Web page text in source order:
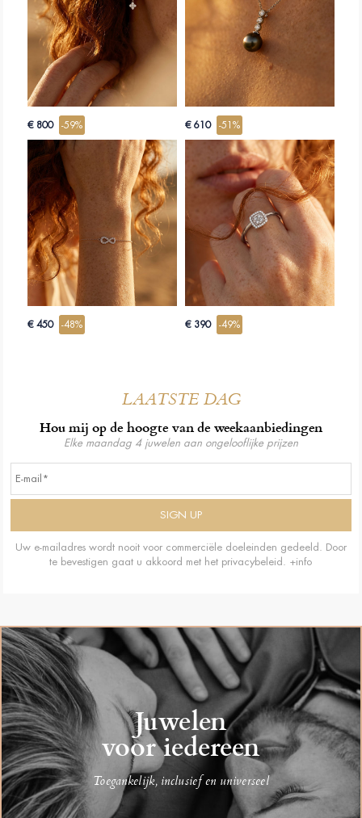
WELKE KETTINGLENGTE VOOR EEN BABY OF EEN KIND?
Voor een pasgeborene past een korte ketting, daarna vervangt men ze
naarmate het kind groeit. Velen kiezen van bij het begin een iets grotere
lengte, langer te dragen. De medaille kan later in de adolescentie naar een
langere ketting worden verplaatst.
IS EEN KINDERKETTING STEVIG GENOEG VOOR EEN MEDAILLE?
Ja, mits men een fijne maar sterke schakel kiest, gemaakt om het gewicht van
een medaille te dragen zonder te vervormen. Een veilige sluiting is belangrijk
voor een sieraad dat door een kind wordt gedragen.
KAN DE KETTING WORDEN GERUILD ALS DE LENGTE NIET PAST?
Ja. Bij twijfel over de lengte kan de ketting binnen 30 dagen na de bestelling
worden geruild.
€ 800 -59% € 610 -51%
€ 450 -48% € 390 -49%
LAATSTE DAG
Hou mij op de hoogte van de weekaanbiedingen
Elke maandag 4 juwelen aan ongelooflijke prijzen
Uw e-mailadres wordt nooit voor commerciële doeleinden gedeeld. Door
te bevestigen gaat u akkoord met het privacybeleid. +info
Juwelen
voor iedereen
Toegankelijk, inclusief en universeel